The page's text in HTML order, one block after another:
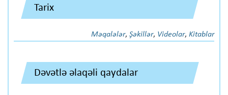
Tarix
Məqalələr, Şəkillər, Videolar, Kitablar
Dəvətlə əlaqəli qaydalar